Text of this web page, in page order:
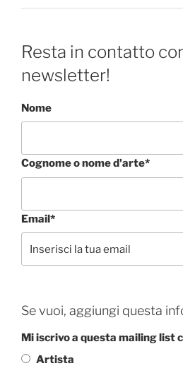
Resta in contatto
newsletter!
Nome
Cognome o nome d'arte*
Email*
Se vuoi, aggiungi questa
Mi iscrivo a questa mailing list
Artista